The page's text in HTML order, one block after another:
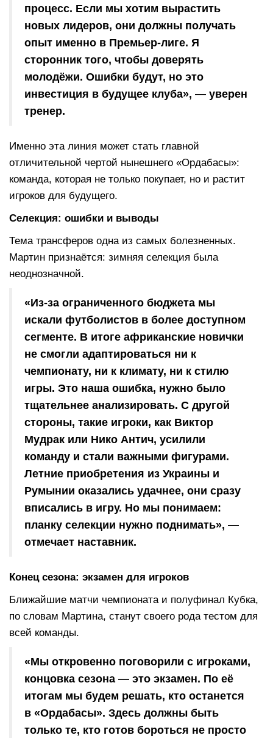
процесс. Если мы хотим вырастить
новых лидеров, они должны получать
опыт именно в Премьер-лиге. Я
сторонник того, чтобы доверять
молодёжи. Ошибки будут, но это
инвестиция в будущее клуба», — уверен
тренер.
Именно эта линия может стать главной
отличительной чертой нынешнего «Ордабасы»:
команда, которая не только покупает, но и растит
игроков для будущего.
Селекция: ошибки и выводы
Тема трансферов одна из самых болезненных.
Мартин признаётся: зимняя селекция была
неоднозначной.
«Из-за ограниченного бюджета мы
искали футболистов в более доступном
сегменте. В итоге африканские новички
не смогли адаптироваться ни к
чемпионату, ни к климату, ни к стилю
игры. Это наша ошибка, нужно было
тщательнее анализировать. С другой
стороны, такие игроки, как Виктор
Мудрак или Нико Антич, усилили
команду и стали важными фигурами.
Летние приобретения из Украины и
Румынии оказались удачнее, они сразу
вписались в игру. Но мы понимаем:
планку селекции нужно поднимать», —
отмечает наставник.
Конец сезона: экзамен для игроков
Ближайшие матчи чемпионата и полуфинал Кубка,
по словам Мартина, станут своего рода тестом для
всей команды.
«Мы откровенно поговорили с игроками,
концовка сезона — это экзамен. По её
итогам мы будем решать, кто останется
в «Ордабасы». Здесь должны быть
только те, кто готов бороться не просто